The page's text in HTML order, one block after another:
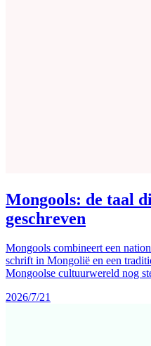
Mongools: de taal
geschreven
Mongools combineert een
schrift in Mongolië en een
Mongoolse cultuurwereld nog
2026/7/21